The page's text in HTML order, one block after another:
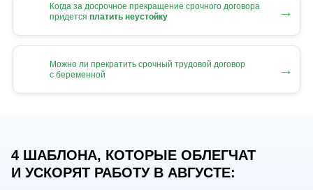
Когда за досрочное прекращение срочного договора
придется платить неустойку →
Можно ли прекратить срочный трудовой договор
с беременной
→
4 ШАБЛОНА, КОТОРЫЕ ОБЛЕГЧАТ
И УСКОРЯТ РАБОТУ В АВГУСТЕ: